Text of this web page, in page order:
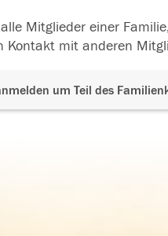
Mitglieder einer
Kontakt mit anderen
um Teil des